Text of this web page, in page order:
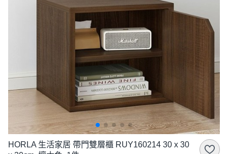
HORLA 生活家居 帶門雙層櫃 RUY160214 30 x 30